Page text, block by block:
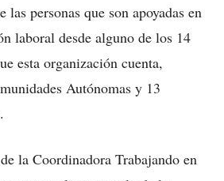
las personas que son apoyadas en
laboral desde alguno de los 14
esta organización cuenta,
Autónomas y 13
la Coordinadora Trabajando en